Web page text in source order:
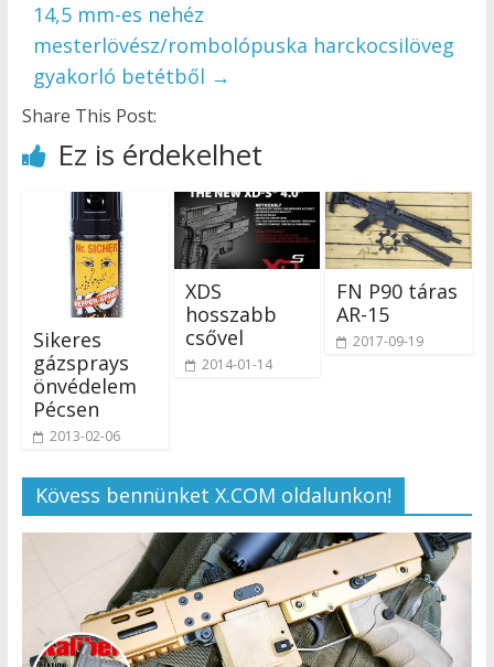
14,5 mm-es nehéz
mesterlövész/rombolópuska harckocsilöveg
gyakorló betétből →
Share This Post:
Ez is érdekelhet
Sikeres
gázsprays
önvédelem
Pécsen
2013-02-06
XDS
hosszabb
csővel
2014-01-14
FN P90 táras
AR-15
2017-09-19
Kövess bennünket X.COM oldalunkon!